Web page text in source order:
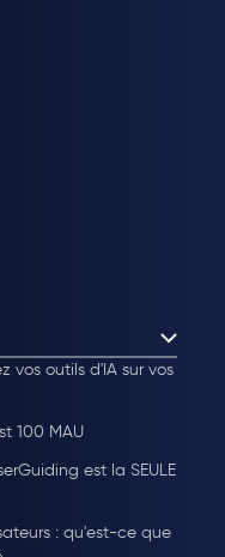
vos outils d'IA sur vos
100 MAU
est la SEULE
: qu'est-ce que